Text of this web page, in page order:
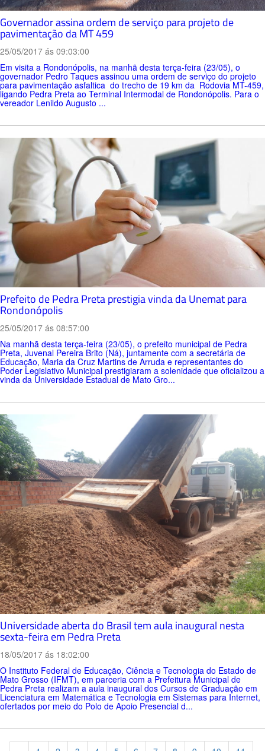
Governador assina ordem de serviço para projeto de
pavimentação da MT 459
25/05/2017 ás 09:03:00
Em visita a Rondonópolis, na manhã desta terça-feira (23/05), o
governador Pedro Taques assinou uma ordem de serviço do projeto
para pavimentação asfaltica do trecho de 19 km da Rodovia MT-459,
ligando Pedra Preta ao Terminal Intermodal de Rondonópolis. Para o
vereador Lenildo Augusto ...
Prefeito de Pedra Preta prestigia vinda da Unemat para
Rondonópolis
25/05/2017 ás 08:57:00
Na manhã desta terça-feira (23/05), o prefeito municipal de Pedra
Preta, Juvenal Pereira Brito (Ná), juntamente com a secretária de
Educação, Maria da Cruz Martins de Arruda e representantes do
Poder Legislativo Municipal prestigiaram a solenidade que oficializou a
vinda da Universidade Estadual de Mato Gro...
Universidade aberta do Brasil tem aula inaugural nesta
sexta-feira em Pedra Preta
18/05/2017 ás 18:02:00
O Instituto Federal de Educação, Ciência e Tecnologia do Estado de
Mato Grosso (IFMT), em parceria com a Prefeitura Municipal de
Pedra Preta realizam a aula inaugural dos Cursos de Graduação em
Licenciatura em Matemática e Tecnologia em Sistemas para Internet,
ofertados por meio do Polo de Apoio Presencial d...